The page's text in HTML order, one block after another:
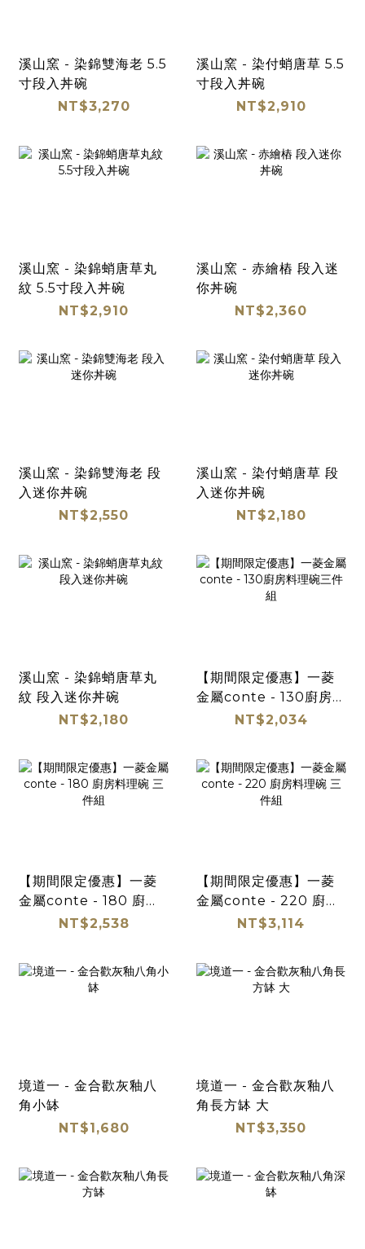
溪山窯 - 染錦雙海老 5.5
寸段入丼碗
NT$3,270
溪山窯 - 染付蛸唐草 5.5
寸段入丼碗
NT$2,910
溪山窯 - 染錦蛸唐草丸
紋 5.5寸段入丼碗
NT$2,910
溪山窯 - 赤繪樁 段入迷
你丼碗
NT$2,360
溪山窯 - 染錦雙海老 段
入迷你丼碗
NT$2,550
溪山窯 - 染付蛸唐草 段
入迷你丼碗
NT$2,180
溪山窯 - 染錦蛸唐草丸
紋 段入迷你丼碗
NT$2,180
【期間限定優惠】一菱
金屬conte - 130廚房料
理碗三件組NT$2,034
【期間限定優惠】一菱
金屬conte - 180 廚房
料理碗 三件組
NT$2,538
【期間限定優惠】一菱
金屬conte - 220 廚房
料理碗 三件組
NT$3,114
境道一 - 金合歡灰釉八
角小缽
NT$1,680
境道一 - 金合歡灰釉八
角長方缽 大
NT$3,350